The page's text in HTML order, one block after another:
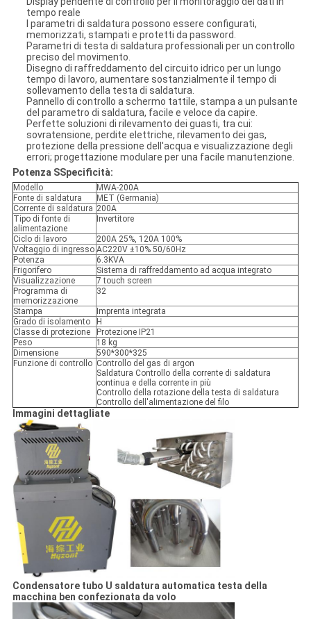
tempo reale
I parametri di saldatura possono essere configurati,
memorizzati, stampati e protetti da password.
Parametri di testa di saldatura professionali per un controllo
preciso del movimento.
Disegno di raffreddamento del circuito idrico per un lungo
tempo di lavoro, aumentare sostanzialmente il tempo di
sollevamento della testa di saldatura.
Pannello di controllo a schermo tattile, stampa a un pulsante
del parametro di saldatura, facile e veloce da capire.
Perfette soluzioni di rilevamento dei guasti, tra cui:
sovratensione, perdite elettriche, rilevamento dei gas,
protezione della pressione dell'acqua e visualizzazione degli
errori; progettazione modulare per una facile manutenzione.
Potenza SSpecificità:
Modello
MWA-200A
Fonte di saldatura
MET (Germania)
Corrente di saldatura 200A
Tipo di fonte di
alimentazione
Invertitore
Ciclo di lavoro
200A 25%, 120A 100%
Voltaggio di ingresso AC220V ±10% 50/60Hz
Potenza
6.3KVA
Frigorifero
Sistema di raffreddamento ad acqua integrato
Visualizzazione
7 touch screen
Programma di
memorizzazione
32
Stampa
Imprenta integrata
Grado di isolamento
H
Classe di protezione
Protezione IP21
Peso
18 kg
Dimensione
590*300*325
Funzione di controllo Controllo del gas di argon
Saldatura Controllo della corrente di saldatura
continua e della corrente in più
Controllo della rotazione della testa di saldatura
Controllo dell'alimentazione del filo
Immagini dettagliate
Condensatore tubo U saldatura automatica testa della
macchina ben confezionata da volo